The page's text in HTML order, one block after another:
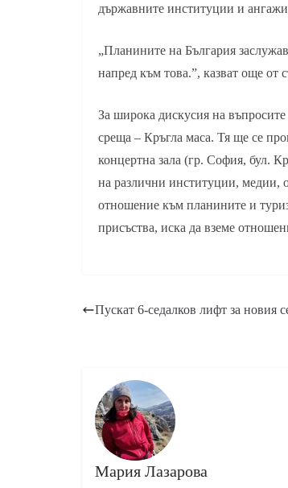
държавните институции и
„Планините на България
напред към това.”, казват още от
За широка дискусия на
среща – Кръгла маса. Тя ще се
концертна зала (гр. София, бул.
на различни институции, медии,
отношение към планините и
присъства, иска да вземе
Пускат 6-седалков лифт за новия
Мария Лазарова